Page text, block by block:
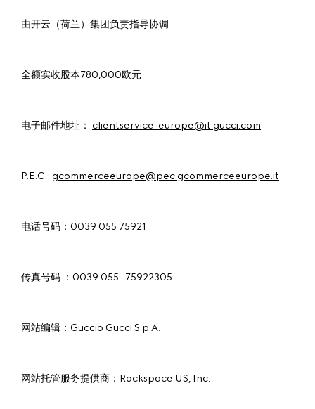
由开云（荷兰）集团负责指导协调
全额实收股本780,000欧元
电子邮件地址： clientservice-europe@it.gucci.com
P.E.C.: gcommerceeurope@pec.gcommerceeurope.it
电话号码：0039 055 75921
传真号码 ：0039 055 -75922305
网站编辑：Guccio Gucci S.p.A.
网站托管服务提供商：Rackspace US, Inc.